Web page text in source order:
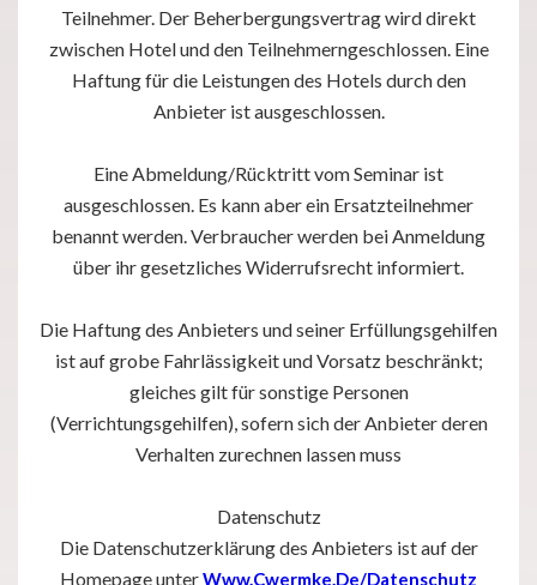
Teilnehmer. Der Beherbergungsvertrag wird direkt
zwischen Hotel und den Teilnehmerngeschlossen. Eine
Haftung für die Leistungen des Hotels durch den
Anbieter ist ausgeschlossen.
Eine Abmeldung/Rücktritt vom Seminar ist
ausgeschlossen. Es kann aber ein Ersatzteilnehmer
benannt werden. Verbraucher werden bei Anmeldung
über ihr gesetzliches Widerrufsrecht informiert.
Die Haftung des Anbieters und seiner Erfüllungsgehilfen
ist auf grobe Fahrlässigkeit und Vorsatz beschränkt;
gleiches gilt für sonstige Personen
(Verrichtungsgehilfen), sofern sich der Anbieter deren
Verhalten zurechnen lassen muss
Datenschutz
Die Datenschutzerklärung des Anbieters ist auf der
Homepage unterWww.cwermke.de/datenschutz